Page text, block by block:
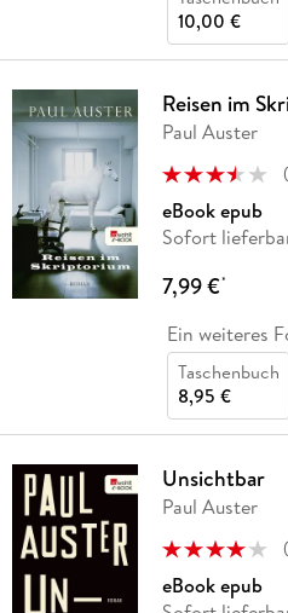
10,00 €
Reisen im
Paul Auster
(
eBook epub
Sofort
7,99 €*
Ein weiteres
Taschenbuch
8,95 €
Unsichtbar
Paul Auster
(
eBook epub